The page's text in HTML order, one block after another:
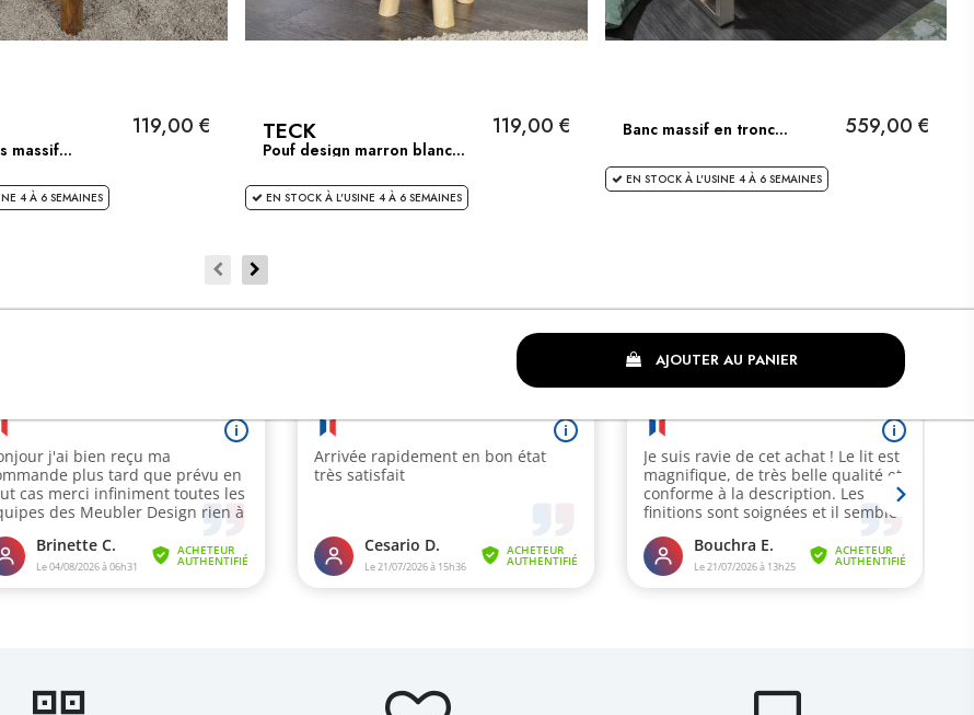
massif...
119,00 €
4 À 6 SEMAINES
TECK
Pouf design marron blanc...
119,00 €
EN STOCK À L'USINE 4 À 6 SEMAINES
Banc massif en tronc... 559,00 €
EN STOCK À L'USINE 4 À 6 SEMAINES
AJOUTER AU PANIER